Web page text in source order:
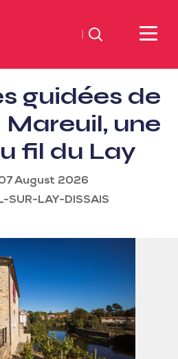
Suchen
guidées de
Mareuil, une
fil du Lay
August 2026
SUR-LAY-DISSAIS